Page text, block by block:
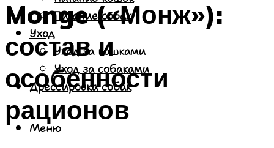
Питание собак
Уход
Уход за кошками
Уход за собаками
Дрессировка собак
Меню
Monge («Монж»):
состав и
особенности
рационов